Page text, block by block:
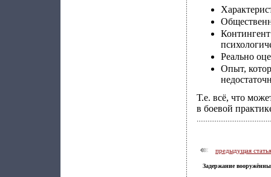
Реально
Опыт,
Т.е. всё, что
в боевой
предыдущая статья
Задержание